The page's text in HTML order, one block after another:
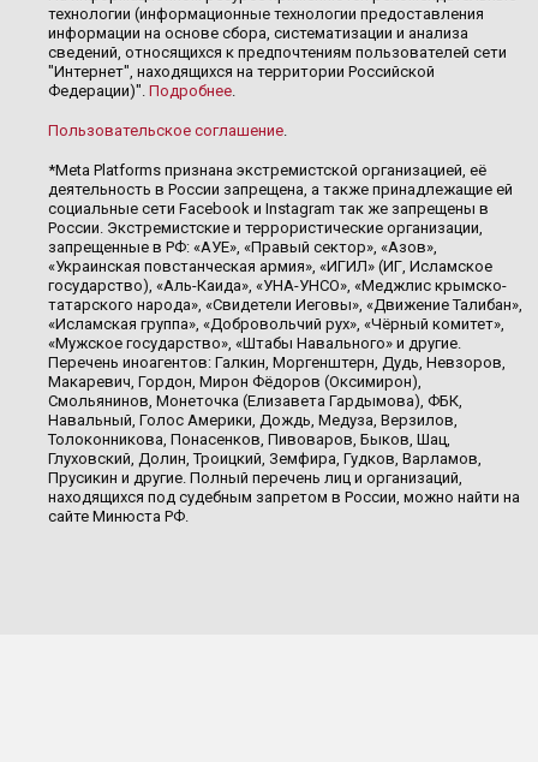
технологии (информационные технологии предоставления
информации на основе сбора, систематизации и анализа
сведений, относящихся к предпочтениям пользователей сети
"Интернет", находящихся на территории Российской
Федерации)". Подробнее.
Пользовательское соглашение.
*Meta Platforms признана экстремистской организацией, её
деятельность в России запрещена, а также принадлежащие ей
социальные сети Facebook и Instagram так же запрещены в
России. Экстремистские и террористические организации,
запрещенные в РФ: «АУЕ», «Правый сектор», «Азов»,
«Украинская повстанческая армия», «ИГИЛ» (ИГ, Исламское
государство), «Аль-Каида», «УНА-УНСО», «Меджлис крымско-
татарского народа», «Свидетели Иеговы», «Движение Талибан»,
«Исламская группа», «Добровольчий рух», «Чёрный комитет»,
«Мужское государство», «Штабы Навального» и другие.
Перечень иноагентов: Галкин, Моргенштерн, Дудь, Невзоров,
Макаревич, Гордон, Мирон Фёдоров (Оксимирон),
Смольянинов, Монеточка (Елизавета Гардымова), ФБК,
Навальный, Голос Америки, Дождь, Медуза, Верзилов,
Толоконникова, Понасенков, Пивоваров, Быков, Шац,
Глуховский, Долин, Троицкий, Земфира, Гудков, Варламов,
Прусикин и другие. Полный перечень лиц и организаций,
находящихся под судебным запретом в России, можно найти на
сайте Минюста РФ.